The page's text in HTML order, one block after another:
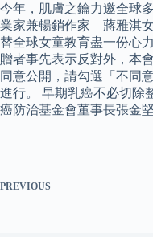
今年，肌膚之鑰力邀全球
業家兼暢銷作家—蔣雅淇
替全球女童教育盡一份心
贈者事先表示反對外，本
同意公開，請勾選「不同
進行。 早期乳癌不必切除
癌防治基金會董事長張金
PREVIOUS